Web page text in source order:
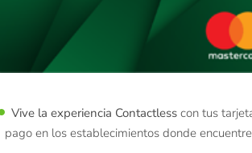
Vive la experiencia Contactless con tus
pago en los establecimientos donde